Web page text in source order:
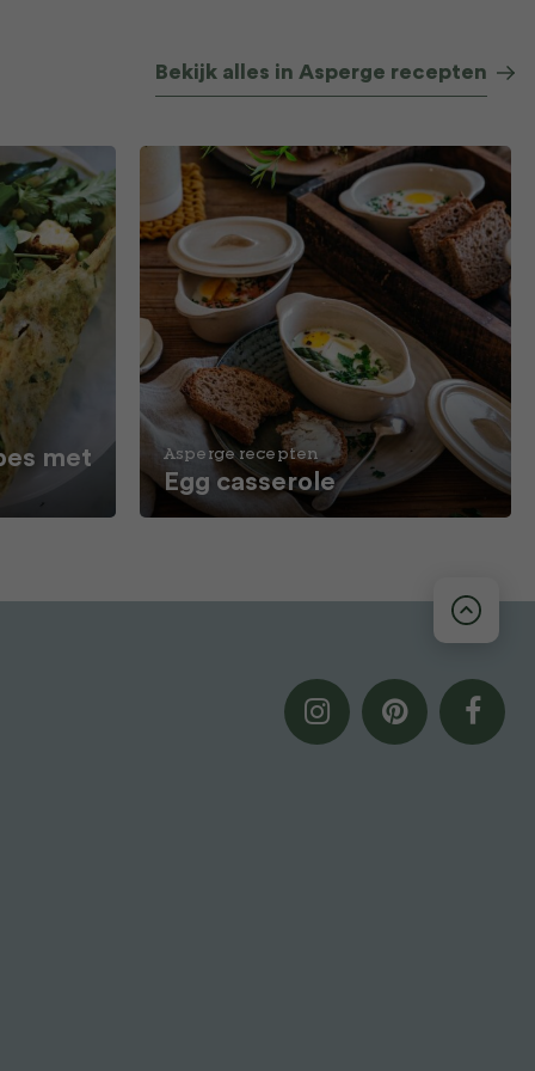
Bekijk alles in Asperge recepten
met Asperge recepten
Egg casserole